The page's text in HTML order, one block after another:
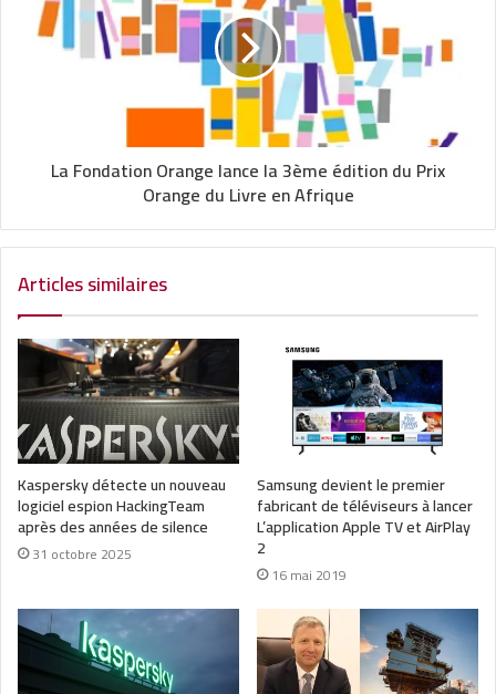
La Fondation Orange lance la 3ème édition du Prix
Orange du Livre en Afrique
Articles similaires
Kaspersky détecte un nouveau
logiciel espion HackingTeam
après des années de silence
31 octobre 2025
Samsung devient le premier
fabricant de téléviseurs à lancer
L’application Apple TV et AirPlay
2
16 mai 2019